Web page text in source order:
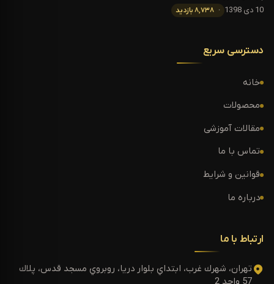
10 دی 1398 ۸,۷۳۸ بازدید
دسترسی سریع
خانه
محصولات
مقالات آموزشی
تماس با ما
قوانین و شرایط
درباره ما
ارتباط با ما
تهران، شهرك غرب، ابتداي بلوار دريا، روبروي مسجد قدس، پلاك